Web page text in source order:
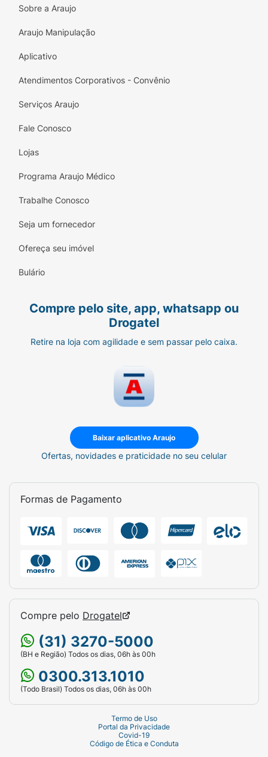
Sobre a Araujo
Araujo Manipulação
Aplicativo
Atendimentos Corporativos - Convênio
Serviços Araujo
Fale Conosco
Lojas
Programa Araujo Médico
Trabalhe Conosco
Seja um fornecedor
Ofereça seu imóvel
Bulário
Compre pelo site, app, whatsapp ou
Drogatel
Retire na loja com agilidade e sem passar pelo caixa.
Baixar aplicativo Araujo
Ofertas, novidades e praticidade no seu celular
Formas de Pagamento
Compre pelo Drogatel
(31) 3270-5000
(BH e Região) Todos os dias, 06h às 00h
0300.313.1010
(Todo Brasil) Todos os dias, 06h às 00h
Termo de Uso
Portal da Privacidade
Covid-19
Código de Ética e Conduta